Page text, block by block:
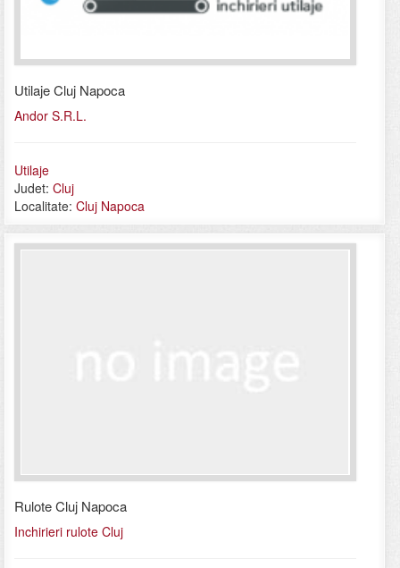
Utilaje Cluj Napoca
Andor S.R.L.
Utilaje
Judet: Cluj
Localitate: Cluj Napoca
Rulote Cluj Napoca
Inchirieri rulote Cluj